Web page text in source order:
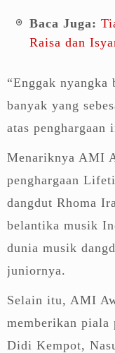
Baca Juga:
Raisa dan
“Enggak
banyak yang
atas
Menariknya AMI
penghargaan
dangdut Rhoma
belantika musik
dunia musik
juniornya.
Selain itu, AMI
memberikan piala
Didi Kempot,